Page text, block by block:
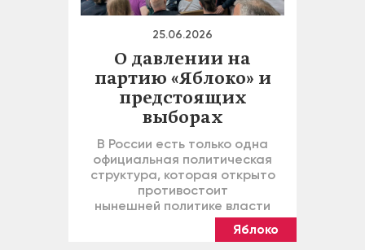
25.06.2026
О давлении на
партию «Яблоко» и
предстоящих
выборах
В России есть только одна
официальная политическая
структура, которая открыто
противостоит
нынешней политике власти
Яблоко